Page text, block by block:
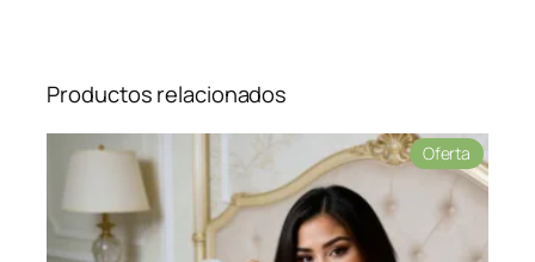
Productos relacionados
Oferta
en
oferta